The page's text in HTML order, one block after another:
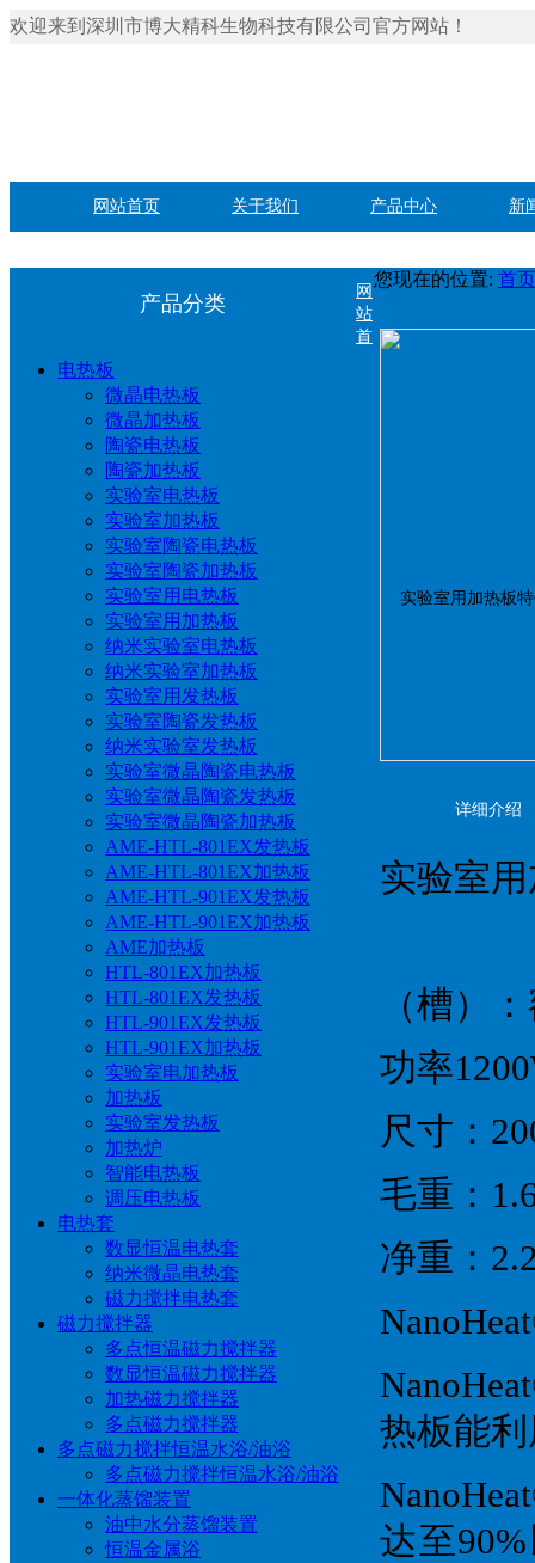
欢迎来到深圳市博大精科生物科技有限公司官方网站！
网站首页 关于我们 产品中心 新
产品分类
电热板
微晶电热板
微晶加热板
陶瓷电热板
陶瓷加热板
实验室电热板
实验室加热板
实验室陶瓷电热板
实验室陶瓷加热板
实验室用电热板
实验室用加热板
纳米实验室电热板
纳米实验室加热板
实验室用发热板
实验室陶瓷发热板
纳米实验室发热板
实验室微晶陶瓷电热板
实验室微晶陶瓷发热板
实验室微晶陶瓷加热板
AME-HTL-801EX发热板
AME-HTL-801EX加热板
AME-HTL-901EX发热板
AME-HTL-901EX加热板
AME加热板
HTL-801EX加热板
HTL-801EX发热板
HTL-901EX发热板
HTL-901EX加热板
实验室电加热板
加热板
实验室发热板
加热炉
智能电热板
调压电热板
电热套
数显恒温电热套
纳米微晶电热套
磁力搅拌电热套
磁力搅拌器
多点恒温磁力搅拌器
数显恒温磁力搅拌器
加热磁力搅拌器
多点磁力搅拌器
多点磁力搅拌恒温水浴/油浴
多点磁力搅拌恒温水浴/油浴
一体化蒸馏装置
油中水分蒸馏装置
恒温金属浴
您现在的位置: 首页
详细介绍
实验室
（槽）
功率
尺寸：
毛重：
净重：
热板能
达至
网
站
首